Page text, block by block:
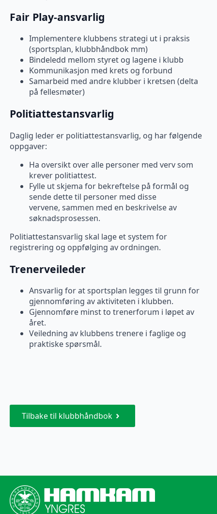
Fair Play-ansvarlig
Implementere klubbens strategi ut i praksis
(sportsplan, klubbhåndbok mm)
Bindeledd mellom styret og lagene i klubb
Kommunikasjon med krets og forbund
Samarbeid med andre klubber i kretsen (delta
på fellesmøter)
Politiattestansvarlig
Daglig leder er politiattestansvarlig, og har følgende
oppgaver:
Ha oversikt over alle personer med verv som
krever politiattest.
Fylle ut skjema for bekreftelse på formål og
sende dette til personer med disse
vervene, sammen med en beskrivelse av
søknadsprosessen.
Politiattestansvarlig skal lage et system for
registrering og oppfølging av ordningen.
Trenerveileder
Ansvarlig for at sportsplan legges til grunn for
gjennomføring av aktiviteten i klubben.
Gjennomføre minst to trenerforum i løpet av
året.
Veiledning av klubbens trenere i faglige og
praktiske spørsmål.
Tilbake til klubbhåndbok